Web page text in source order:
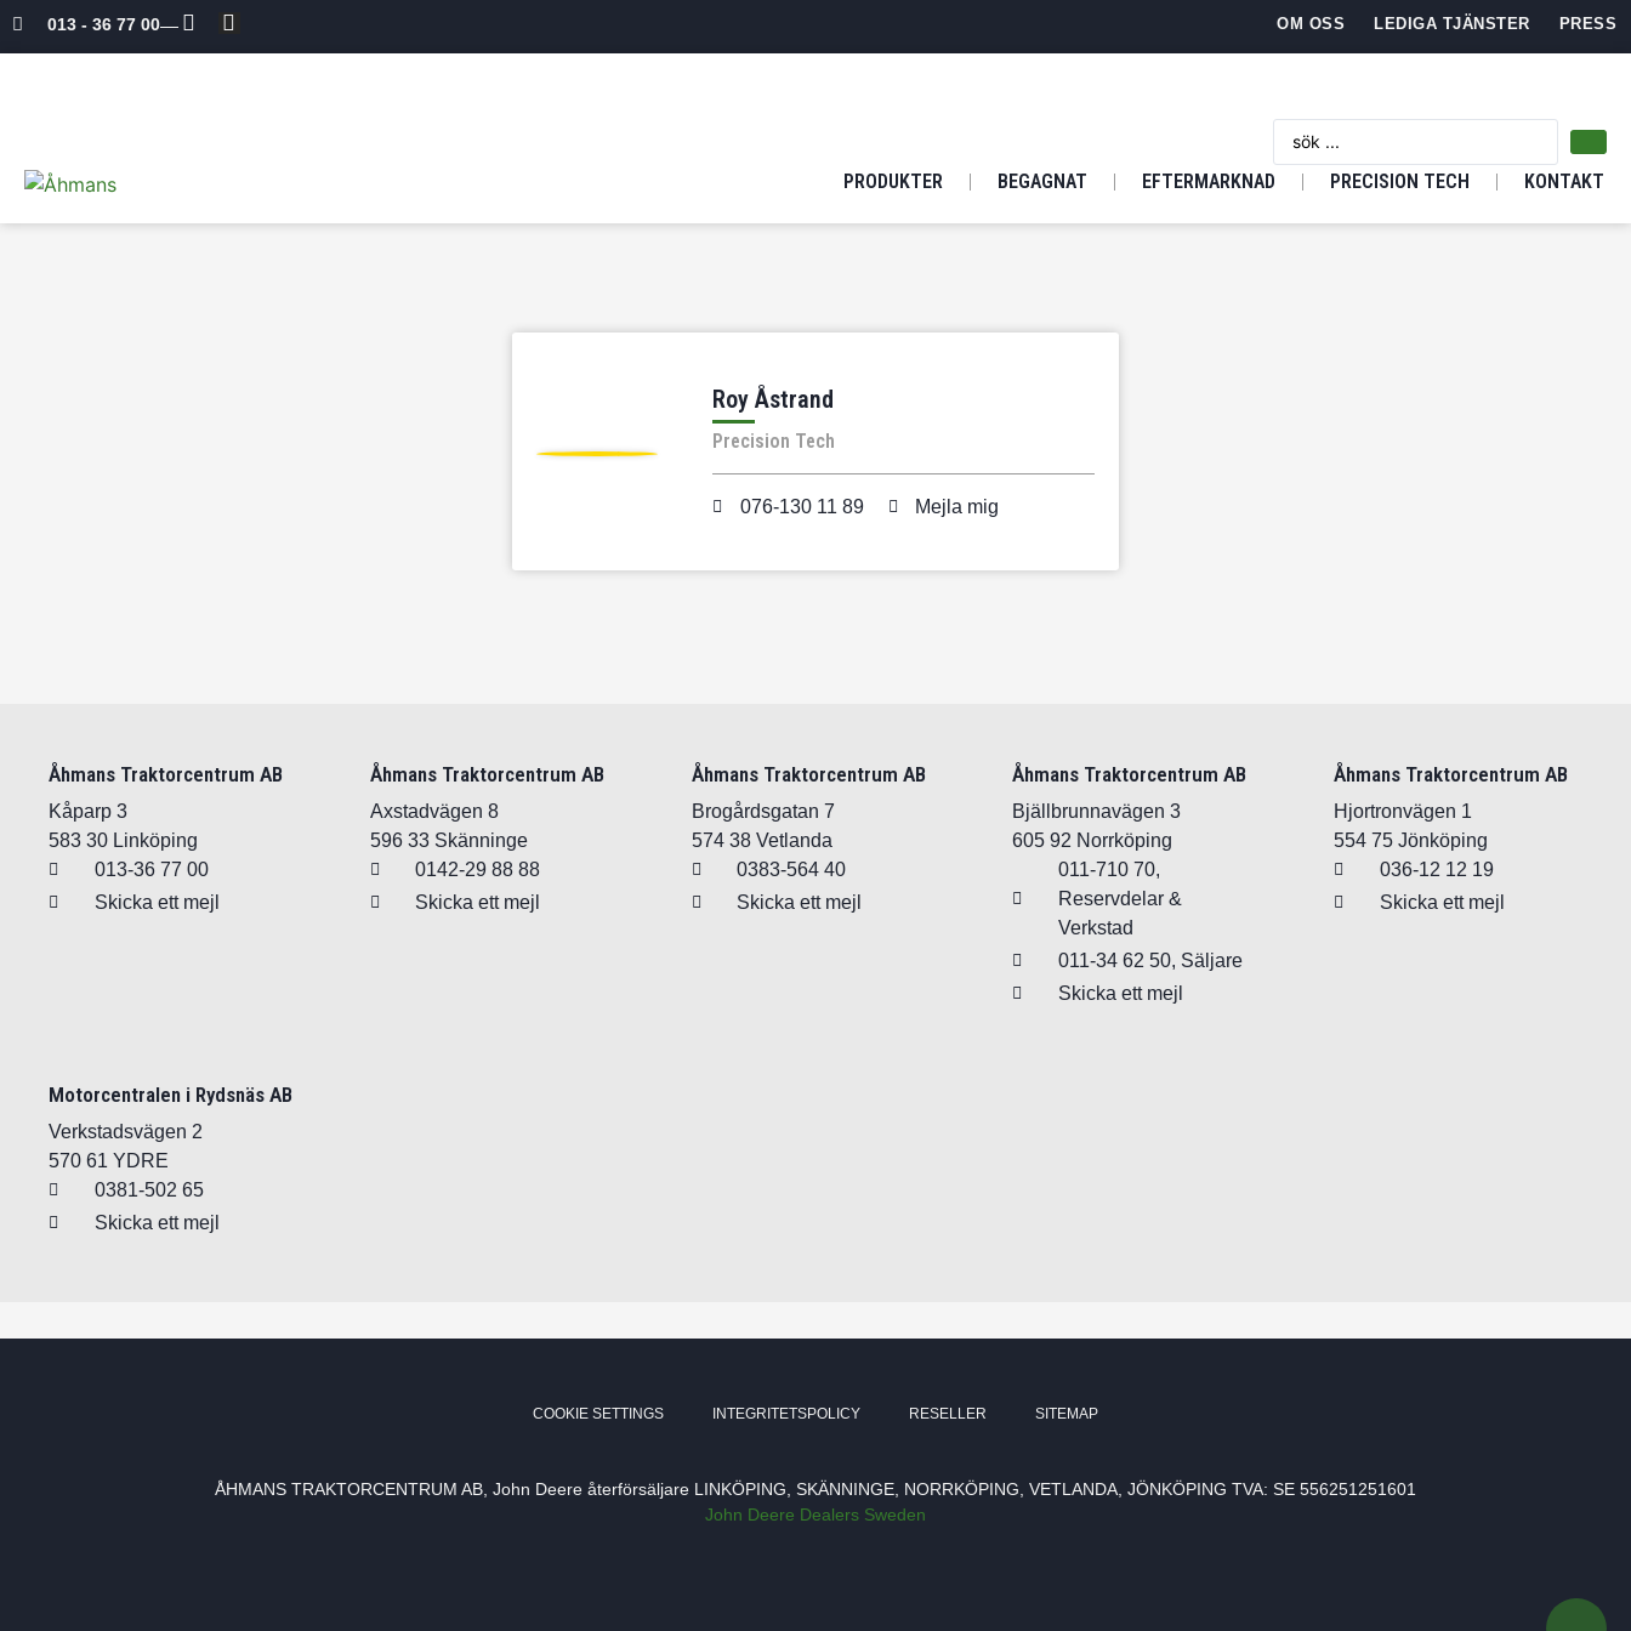
013 - 36 77 00 OM OSS LEDIGA TJÄNSTER PRESS
PRODUKTER BEGAGNAT EFTERMARKNAD PRECISION TECH KONTAKT
Roy Åstrand
Precision Tech
076-130 11 89 Mejla mig
Åhmans Traktorcentrum AB
Kåparp 3
583 30 Linköping
013-36 77 00
Skicka ett mejl
Åhmans Traktorcentrum AB
Axstadvägen 8
596 33 Skänninge
0142-29 88 88
Skicka ett mejl
Åhmans Traktorcentrum AB
Brogårdsgatan 7
574 38 Vetlanda
0383-564 40
Skicka ett mejl
Åhmans Traktorcentrum AB
Bjällbrunnavägen 3
605 92 Norrköping
011-710 70,
Reservdelar &
Verkstad
011-34 62 50, Säljare
Skicka ett mejl
Åhmans Traktorcentrum AB
Hjortronvägen 1
554 75 Jönköping
036-12 12 19
Skicka ett mejl
Motorcentralen i Rydsnäs AB
Verkstadsvägen 2
570 61 YDRE
0381-502 65
Skicka ett mejl
СOOKIE SETTINGS INTEGRITETSPOLICY RESELLER SITEMAP
ÅHMANS TRAKTORCENTRUM AB, John Deere återförsäljare LINKÖPING, SKÄNNINGE, NORRKÖPING, VETLANDA, JÖNKÖPING TVA: SE 556251251601
John Deere Dealers Sweden